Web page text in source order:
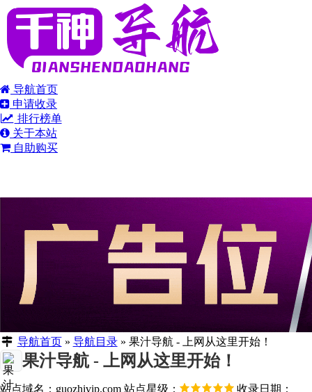
导航首页
申请收录
排行榜单
关于本站
自助购买
导航首页» 导航目录» 果汁导航 - 上网从这里开始！
果汁导航 - 上网从这里开始！
站点域名：guozhivip.com 站点星级：
收录日期：